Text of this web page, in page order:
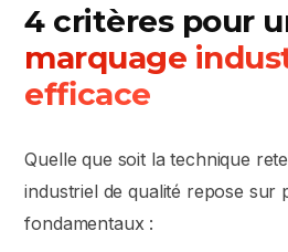
4 critères pour
marquage
efficace
Quelle que soit la technique
industriel de qualité repose sur
fondamentaux :